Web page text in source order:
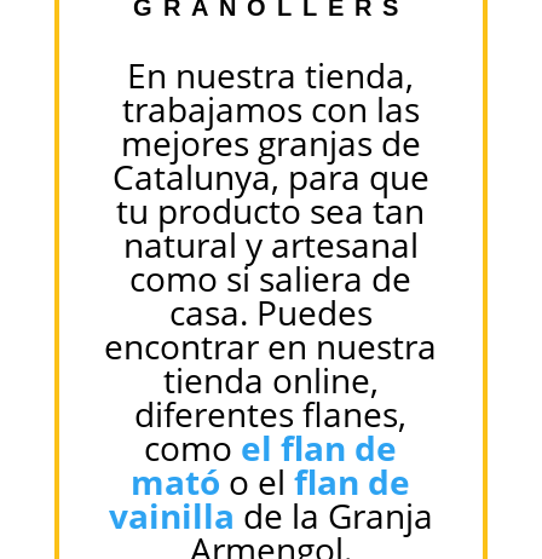
GRANOLLERS
En nuestra tienda,
trabajamos con las
mejores granjas de
Catalunya, para que
tu producto sea tan
natural y artesanal
como si saliera de
casa. Puedes
encontrar en nuestra
tienda online,
diferentes flanes,
como el flan de
mató o elflan de
vainilla de la Granja
Armengol.